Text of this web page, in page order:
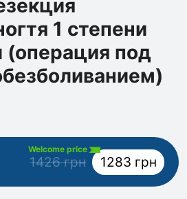
1 степени
(операция под
Welcome price
1426 грн 1283 грн